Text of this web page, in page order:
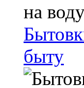
быту